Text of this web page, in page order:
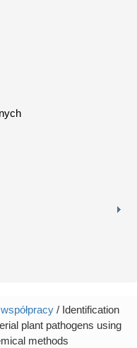
/ Identification
plant pathogens using
methods